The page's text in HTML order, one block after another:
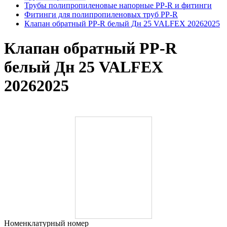
Трубы полипропиленовые напорные PP-R и фитинги
Фитинги для полипропиленовых труб PP-R
Клапан обратный PP-R белый Дн 25 VALFEX 20262025
Клапан обратный PP-R
белый Дн 25 VALFEX
20262025
Номенклатурный номер